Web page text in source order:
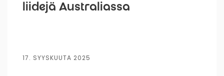
liidejä Australiassa
17. SYYSKUUTA 2025